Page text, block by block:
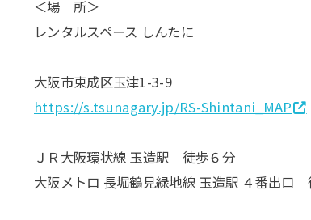
＜場 所＞
レンタルスペース しんたに
大阪市東成区玉津1-3-9
https://s.tsunagary.jp/RS-Shintani_MAP
ＪＲ大阪環状線 玉造駅 徒歩６分
大阪メトロ 長堀鶴見緑地線 玉造駅 ４番出口